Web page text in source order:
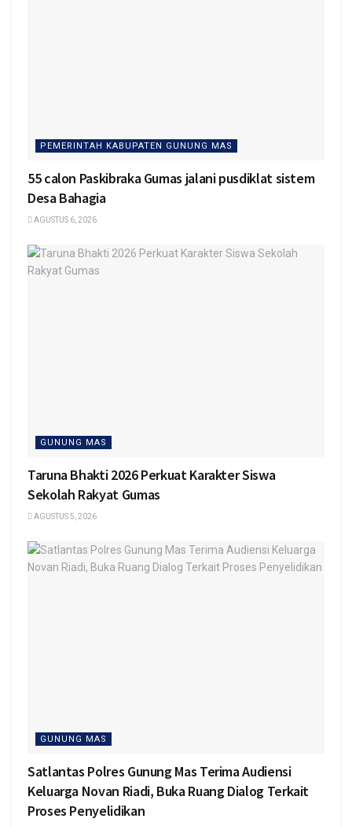
PEMERINTAH KABUPATEN GUNUNG MAS
55 calon Paskibraka Gumas jalani pusdiklat sistem
Desa Bahagia
AGUSTUS 6, 2026
GUNUNG MAS
Taruna Bhakti 2026 Perkuat Karakter Siswa
Sekolah Rakyat Gumas
AGUSTUS 5, 2026
GUNUNG MAS
Satlantas Polres Gunung Mas Terima Audiensi
Keluarga Novan Riadi, Buka Ruang Dialog Terkait
Proses Penyelidikan